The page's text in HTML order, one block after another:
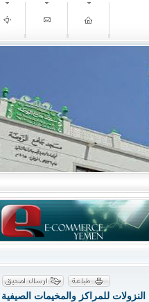
للمراكز والمخيمات الصيفية